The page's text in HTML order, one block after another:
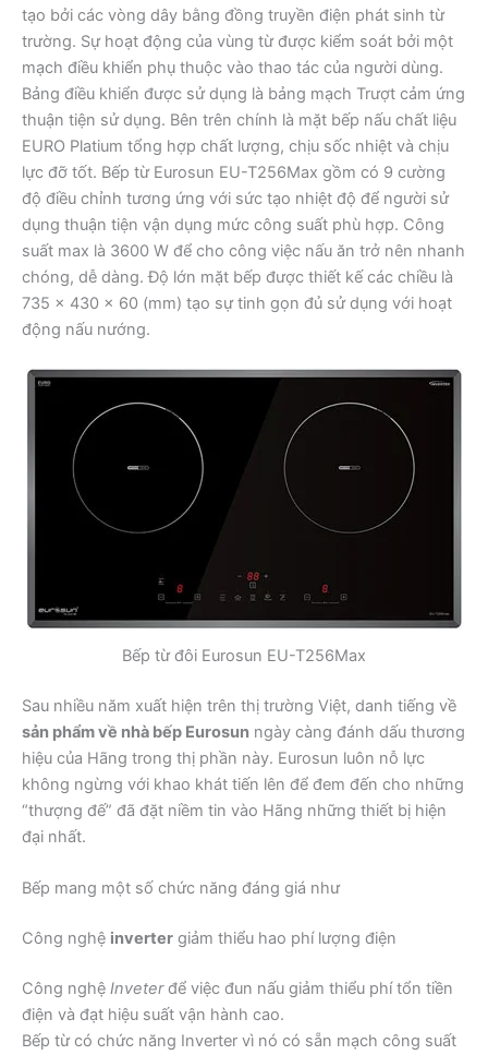
tạo bởi các vòng dây bằng đồng truyền điện phát sinh từ
trường. Sự hoạt động của vùng từ được kiểm soát bởi một
mạch điều khiển phụ thuộc vào thao tác của người dùng.
Bảng điều khiển được sử dụng là bảng mạch Trượt cảm ứng
thuận tiện sử dụng. Bên trên chính là mặt bếp nấu chất liệu
EURO Platium tổng hợp chất lượng, chịu sốc nhiệt và chịu
lực đỡ tốt. Bếp từ Eurosun EU-T256Max gồm có 9 cường
độ điều chỉnh tương ứng với sức tạo nhiệt độ để người sử
dụng thuận tiện vận dụng mức công suất phù hợp. Công
suất max là 3600 W để cho công việc nấu ăn trở nên nhanh
chóng, dễ dàng. Độ lớn mặt bếp được thiết kế các chiều là
735 x 430 x 60 (mm) tạo sự tinh gọn đủ sử dụng với hoạt
động nấu nướng.
Bếp từ đôi Eurosun EU-T256Max
Sau nhiều năm xuất hiện trên thị trường Việt, danh tiếng về
sản phẩm về nhà bếp Eurosun ngày càng đánh dấu thương
hiệu của Hãng trong thị phần này. Eurosun luôn nỗ lực
không ngừng với khao khát tiến lên để đem đến cho những
“thượng đế” đã đặt niềm tin vào Hãng những thiết bị hiện
đại nhất.
Bếp mang một số chức năng đáng giá như
Công nghệ inverter giảm thiểu hao phí lượng điện
Công nghệ Inveterđể việc đun nấu giảm thiểu phí tổn tiền
điện và đạt hiệu suất vận hành cao.
Bếp từ có chức năng Inverter vì nó có sẵn mạch công suất